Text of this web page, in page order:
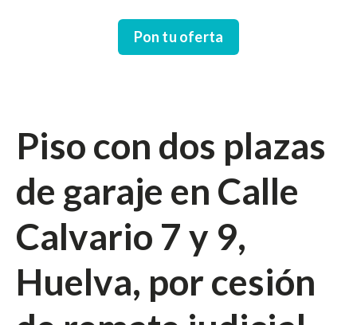
Pon tu oferta
Piso con dos plazas
de garaje en Calle
Calvario 7 y 9,
Huelva, por cesión